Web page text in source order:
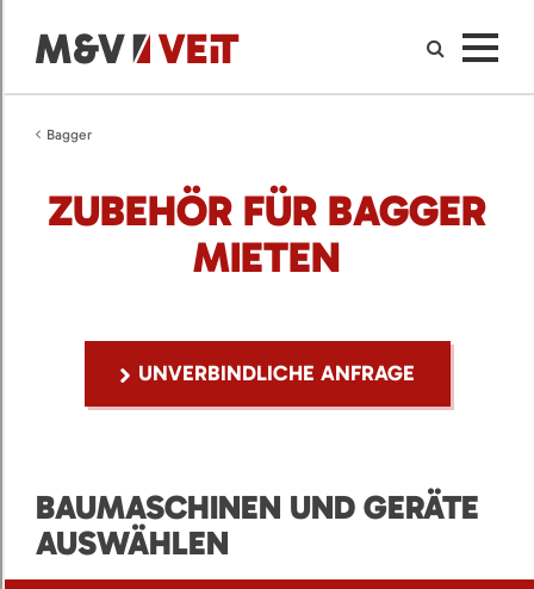
Bagger
ZUBEHÖR FÜR BAGGER
MIETEN
UNVERBINDLICHE ANFRAGE
BAUMASCHINEN UND GERÄTE
AUSWÄHLEN